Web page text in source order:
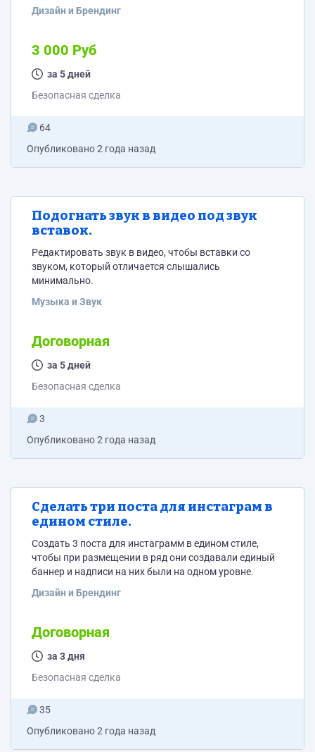
Дизайн и Брендинг
3 000 Руб
за 5 дней
Безопасная сделка
64
Опубликовано2 года назад
Подогнать звук в видео под звук
вставок.
Редактировать звук в видео, чтобы вставки со
звуком, который отличается слышались
минимально.
Музыка и Звук
Договорная
за 5 дней
Безопасная сделка
3
Опубликовано2 года назад
Сделать три поста для инстаграм в
едином стиле.
Создать 3 поста для инстаграмм в едином стиле,
чтобы при размещении в ряд они создавали единый
баннер и надписи на них были на одном уровне.
Дизайн и Брендинг
Договорная
за 3 дня
Безопасная сделка
35
Опубликовано2 года назад